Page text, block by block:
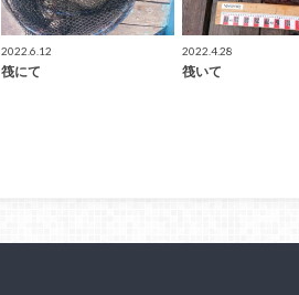
2022.6.12
筏にて
2022.4.28
筏いて